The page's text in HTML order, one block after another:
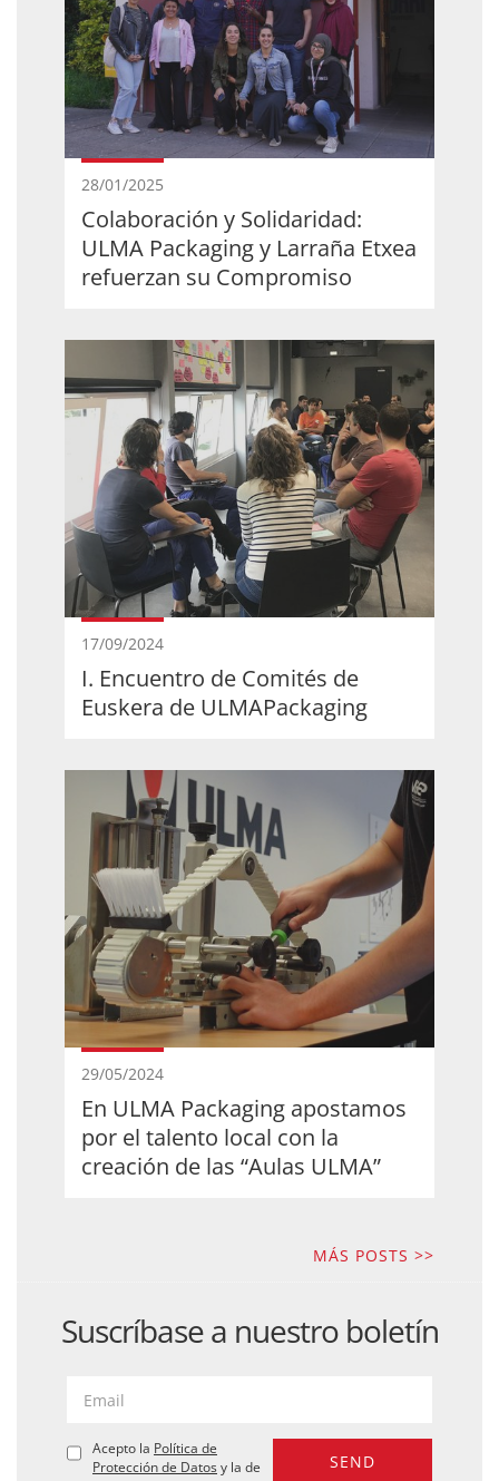
28/01/2025
Colaboración y Solidaridad:
ULMA Packaging y Larraña Etxea
refuerzan su Compromiso
17/09/2024
I. Encuentro de Comités de
Euskera de ULMAPackaging
29/05/2024
En ULMA Packaging apostamos
por el talento local con la
creación de las “Aulas ULMA”
MÁS POSTS >>
Suscríbase a nuestro boletín
Acepto la Política de
Protección de Datosy la de